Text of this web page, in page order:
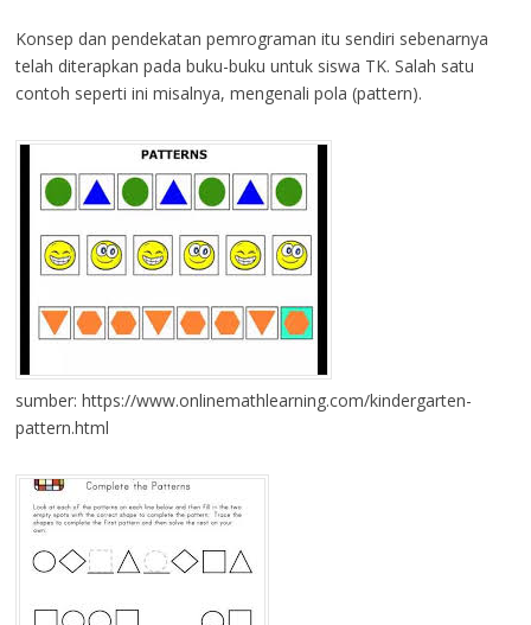
Konsep dan pendekatan pemrograman itu sendiri sebenarnya
telah diterapkan pada buku-buku untuk siswa TK. Salah satu
contoh seperti ini misalnya, mengenali pola (pattern).
sumber: https://www.onlinemathlearning.com/kindergarten-
pattern.html